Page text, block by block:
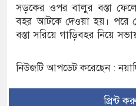
সড়কের ওপর বালুর বস্তা
বহর আটকে দেওয়া হয়। পরে
বস্তা সরিয়ে গাড়িবহর নিয়ে
নিউজটি আপডেট করেছেন :
প্রিন্ট